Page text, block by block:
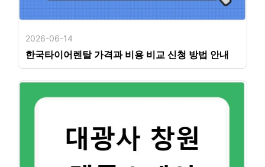
2026-06-14
한국타이어렌탈 가격과 비용 비교 신청 방법 안내